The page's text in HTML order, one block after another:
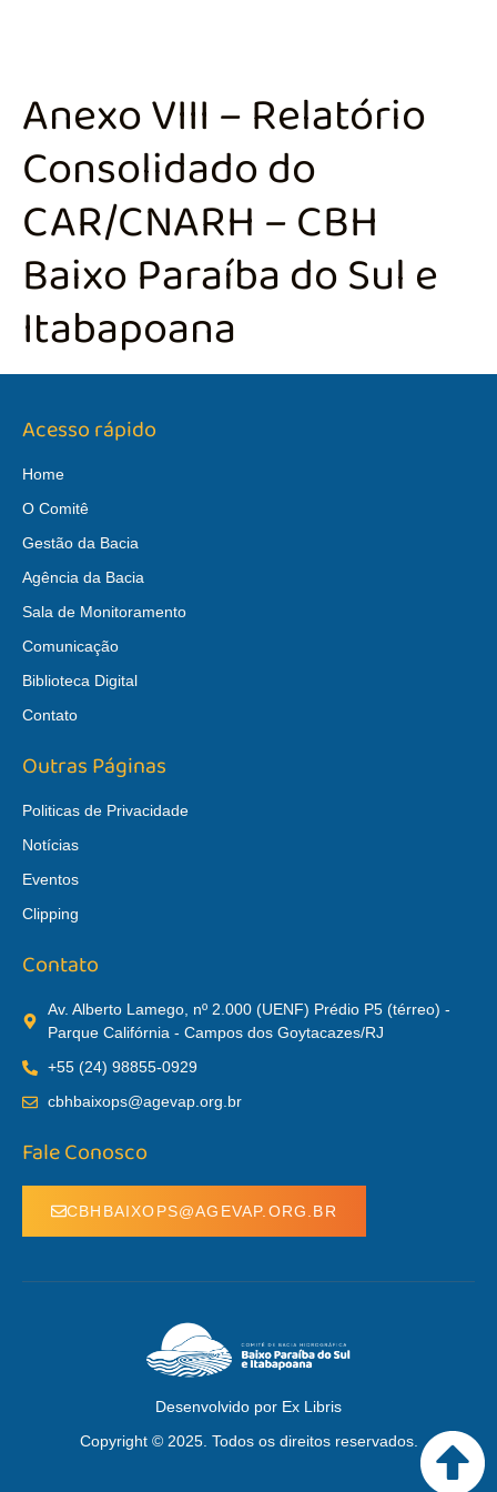
Anexo VIII – Relatório
Consolidado do
CAR/CNARH – CBH
Baixo Paraíba do Sul e
Itabapoana
Acesso rápido
Home
O Comitê
Gestão da Bacia
Agência da Bacia
Sala de Monitoramento
Comunicação
Biblioteca Digital
Contato
Outras Páginas
Politicas de Privacidade
Notícias
Eventos
Clipping
Contato
Av. Alberto Lamego, nº 2.000 (UENF) Prédio P5 (térreo) -
Parque Califórnia - Campos dos Goytacazes/RJ
+55 (24) 98855-0929
cbhbaixops@agevap.org.br
Fale Conosco
CBHBAIXOPS@AGEVAP.ORG.BR
Desenvolvido por Ex Libris
Copyright © 2025. Todos os direitos reservados.